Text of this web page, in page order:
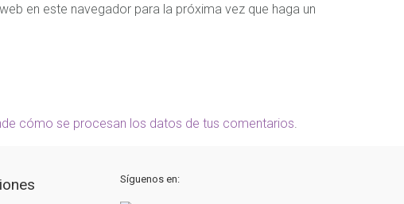
en este navegador para la próxima vez que haga un
cómo se procesan los datos de tus comentarios.
Síguenos en: